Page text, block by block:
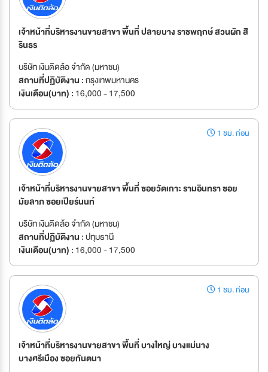
เจ้าหน้าที่บริหารงานขายสาขา พื้นที่ ปลายบาง ราชพฤกษ์ สวนผัก สิ
รินธร
บริษัท เงินติดล้อ จำกัด (มหาชน)
สถานที่ปฏิบัติงาน :กรุงเทพมหานคร
เงินเดือน(บาท) : 16,000 - 17,500
1 ชม. ก่อน
เจ้าหน้าที่บริหารงานขายสาขา พื้นที่ ซอยวัดเกาะ รามอินทรา ซอย
มัยลาภ ซอยเปียร์นนท์
บริษัท เงินติดล้อ จำกัด (มหาชน)
สถานที่ปฏิบัติงาน :ปทุมธานี
เงินเดือน(บาท) : 16,000 - 17,500
1 ชม. ก่อน
เจ้าหน้าที่บริหารงานขายสาขา พื้นที่ บางใหญ่ บางแม่นาง
บางศรีเมือง ซอยกันตนา